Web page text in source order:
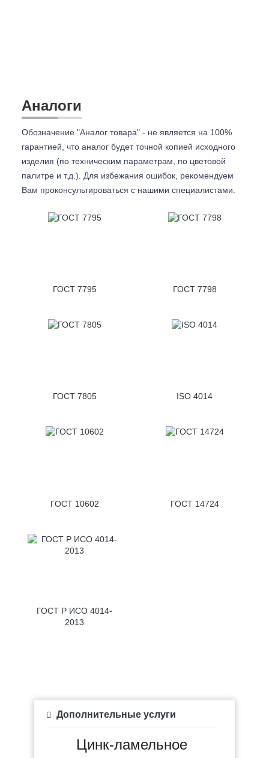
Аналоги
Обозначение "Аналог товара" - не является на 100%
гарантией, что аналог будет точной копией исходного
изделия (по техническим параметрам, по цветовой
палитре и т.д.). Для избежания ошибок, рекомендуем
Вам проконсультироваться с нашими специалистами.
ГОСТ 7795 ГОСТ 7798
ГОСТ 7805 ISO 4014
ГОСТ 10602 ГОСТ 14724
ГОСТ Р ИСО 4014-
2013
Дополнительные услуги
Цинк-ламельное